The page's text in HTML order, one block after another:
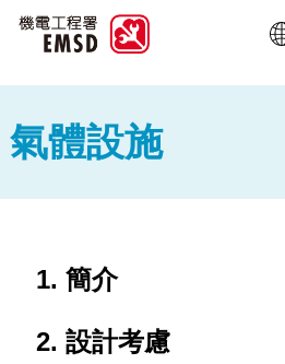
氣體設施
簡介
設計考慮